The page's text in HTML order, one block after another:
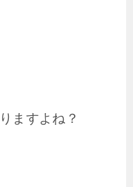
ますよね？